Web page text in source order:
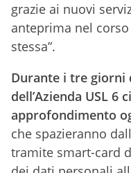
grazie ai nuovi
anteprima nel
stessa”.
Durante i tre giorni
dell’Azienda USL 6
approfondimento
che spazieranno
tramite smart-card